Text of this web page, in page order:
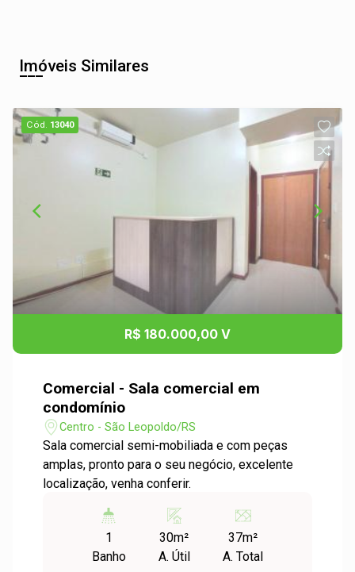
Imóveis Similares
Cód. 13040
R$ 180.000,00 V
Comercial - Sala comercial em
condomínio
Centro - São Leopoldo/RS
Sala comercial semi-mobiliada e com peças
amplas, pronto para o seu negócio, excelente
localização, venha conferir.
1
Banho
30m²
A. Útil
37m²
A. Total